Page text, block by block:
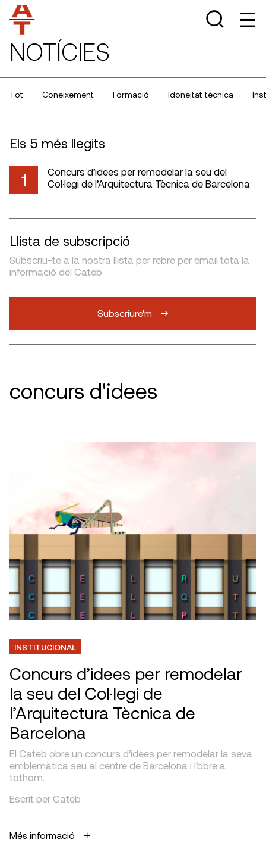
NOTÍCIES
Tot Coneixement Formació Idoneïtat tècnica
Els 5 més llegits
1
Concurs d’idees per remodelar la seu del
Col·legi de l’Arquitectura Tècnica de Barcelona
Llista de subscripció
Subscriu-te a la nostra llista per rebre per email tota la
informació del Cateb
Subscriure'm
concurs d'idees
INSTITUCIONAL
Concurs d’idees per remodelar
la seu del Col·legi de
l’Arquitectura Tècnica de
Barcelona
El Cateb obre un concurs d’idees per remodelar la seva
emblemàtica seu al centre de Barcelona i l’obre a
tothom.
Escrit per Cateb
Més informació